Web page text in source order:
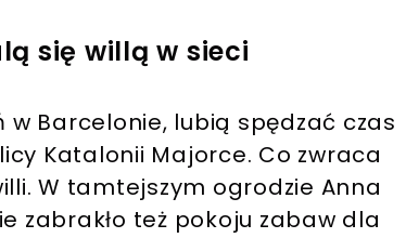
się willą w sieci
w Barcelonie, lubią spędzać czas
Katalonii Majorce. Co zwraca
W tamtejszym ogrodzie Anna
zabrakło też pokoju zabaw dla